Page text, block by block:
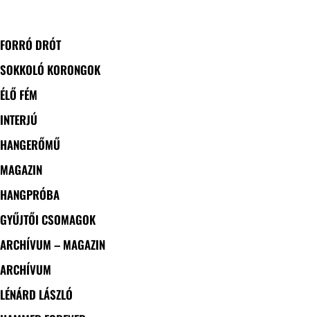
FORRÓ DRÓT
SOKKOLÓ KORONGOK
ÉLŐ FÉM
INTERJÚ
HANGERŐMŰ
MAGAZIN
HANGPRÓBA
GYŰJTŐI CSOMAGOK
ARCHÍVUM – MAGAZIN
ARCHÍVUM
LÉNÁRD LÁSZLÓ